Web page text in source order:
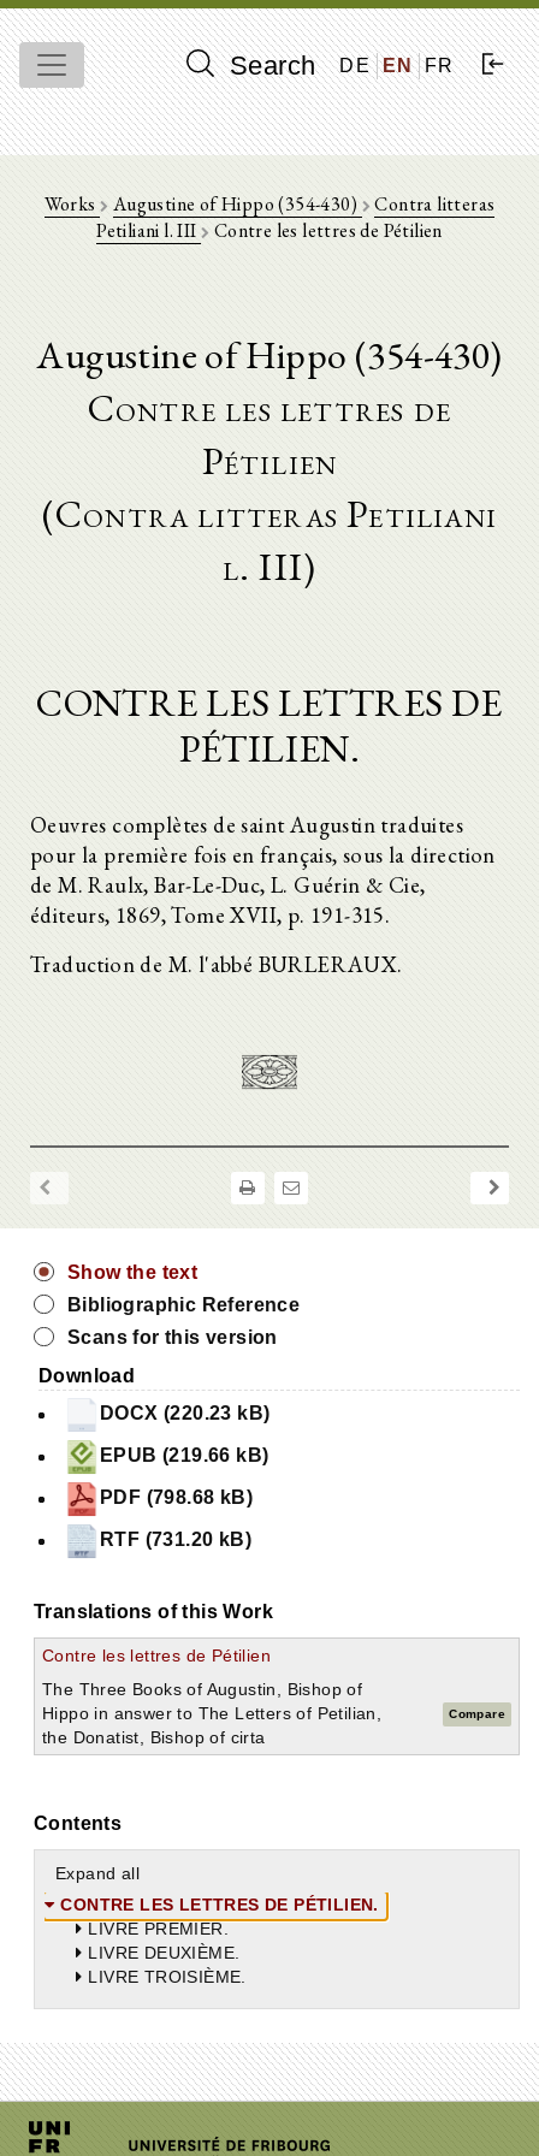
Search DE EN FR
Works Augustine of Hippo (354-430)
Contra litteras
Petiliani l. III
Contre les lettres de Pétilien
Augustine of Hippo (354-430)
Contre les lettres de
Pétilien
(Contra litteras Petiliani
l. III)
CONTRE LES LETTRES DE
PÉTILIEN.
Oeuvres complètes de saint Augustin traduites
pour la première fois en français, sous la direction
de M. Raulx, Bar-Le-Duc, L. Guérin & Cie,
éditeurs, 1869, Tome XVII, p. 191-315.
Traduction de M. l'abbé BURLERAUX.
Show the text
Bibliographic Reference
Scans for this version
Download
DOCX (220.23 kB)
EPUB (219.66 kB)
PDF (798.68 kB)
RTF (731.20 kB)
Translations of this Work
Contre les lettres de Pétilien
The Three Books of Augustin, Bishop of
Hippo in answer to The Letters of Petilian,
the Donatist, Bishop of cirta
Compare
Contents
Expand all
CONTRE LES LETTRES DE PÉTILIEN.
LIVRE PREMIER.
LIVRE DEUXIÈME.
LIVRE TROISIÈME.